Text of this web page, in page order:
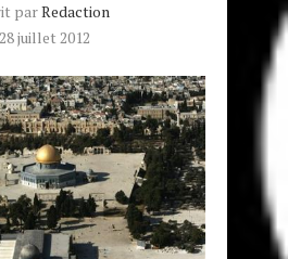
parRedaction
28 juillet 2012